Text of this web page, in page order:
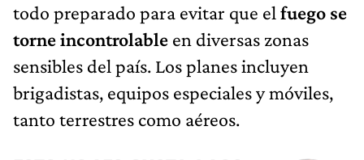
todo preparado para evitar que el fuego se
torne incontrolable en diversas zonas
sensibles del país. Los planes incluyen
brigadistas, equipos especiales y móviles,
tanto terrestres como aéreos.